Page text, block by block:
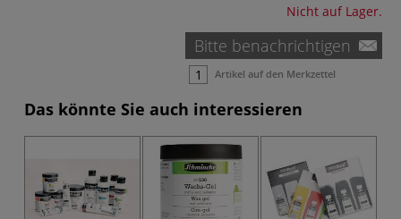
Nicht auf Lager.
Bitte benachrichtigen
Artikel auf den Merkzettel
Das könnte Sie auch interessieren